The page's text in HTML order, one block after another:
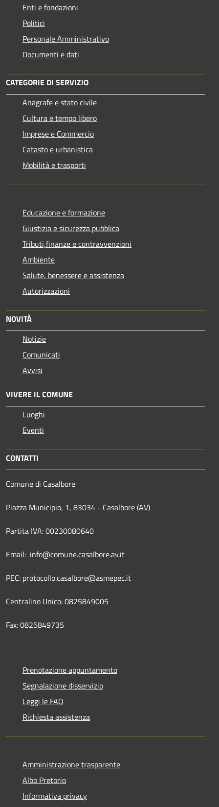
Enti e fondazioni
Politici
Personale Amministrativo
Documenti e dati
CATEGORIE DI SERVIZIO
Anagrafe e stato civile
Cultura e tempo libero
Imprese e Commercio
Catasto e urbanistica
Mobilità e trasporti
Educazione e formazione
Giustizia e sicurezza pubblica
Tributi,finanze e contravvenzioni
Ambiente
Salute, benessere e assistenza
Autorizzazioni
NOVITÀ
Notizie
Comunicati
Avvisi
VIVERE IL COMUNE
Luoghi
Eventi
CONTATTI
Comune di Casalbore
Piazza Municipio, 1, 83034 - Casalbore (AV)
Partita IVA: 00230080640
Email: info@comune.casalbore.av.it
PEC: protocollo.casalbore@asmepec.it
Centralino Unico: 0825849005
Fax: 0825849735
Prenotazione appuntamento
Segnalazione disservizio
Leggi le FAQ
Richiesta assistenza
Amministrazione trasparente
Albo Pretorio
Informativa privacy